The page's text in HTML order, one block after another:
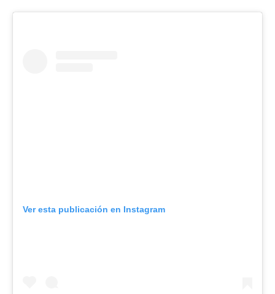
Ver esta publicación en Instagram